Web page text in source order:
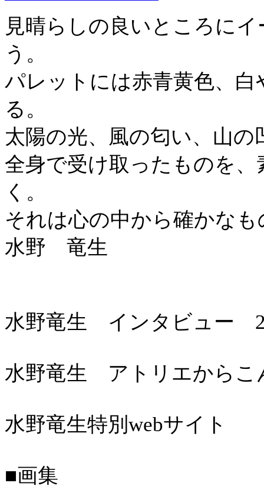
見晴らしの良いところに
う。
パレットには赤青黄色、
る。
太陽の光、風の匂い、山
全身で受け取ったものを
く。
それは心の中から確かな
水野 竜生
水野竜生 インタビュー
水野竜生 アトリエから
水野竜生特別webサイト
■画集